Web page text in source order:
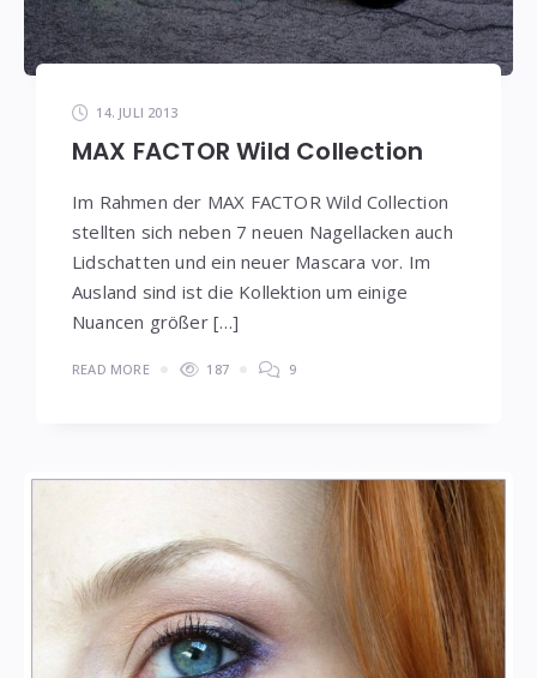
14. JULI 2013
MAX FACTOR Wild Collection
Im Rahmen der MAX FACTOR Wild Collection
stellten sich neben 7 neuen Nagellacken auch
Lidschatten und ein neuer Mascara vor. Im
Ausland sind ist die Kollektion um einige
Nuancen größer […]
READ MORE 187 9